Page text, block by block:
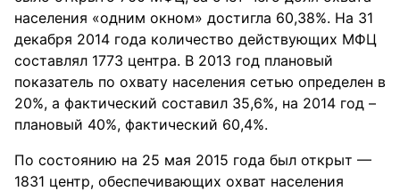
населения «одним окном» достигла 60,38%. На 31
декабря 2014 года количество действующих МФЦ
составлял 1773 центра. В 2013 год плановый
показатель по охвату населения сетью определен в
20%, а фактический составил 35,6%, на 2014 год –
плановый 40%, фактический 60,4%.
По состоянию на 25 мая 2015 года был открыт —
1831 центр, обеспечивающих охват населения